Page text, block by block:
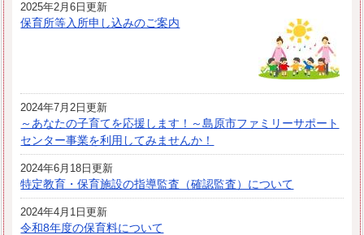
2025年2月6日更新
保育所等入所申し込みのご案内
2024年7月2日更新
～あなたの子育てを応援します！～島原市ファミリーサポート
センター事業を利用してみませんか！
2024年6月18日更新
特定教育・保育施設の指導監査（確認監査）について
2024年4月1日更新
令和8年度の保育料について